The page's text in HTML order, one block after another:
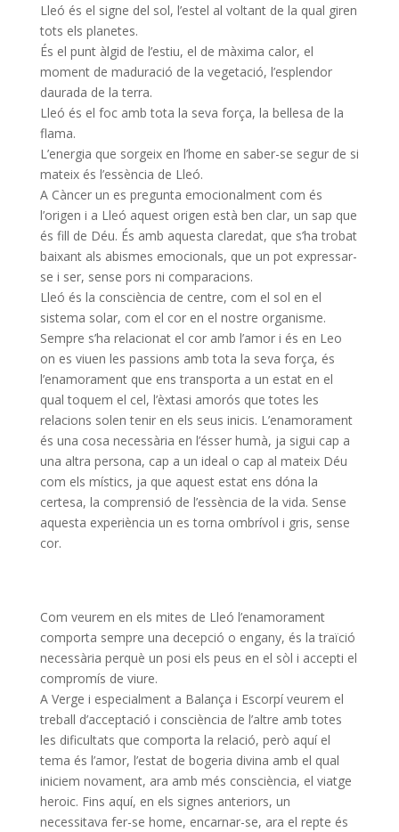
Lleó és el signe del sol, l’estel al voltant de la qual giren
tots els planetes.
És el punt àlgid de l’estiu, el de màxima calor, el
moment de maduració de la vegetació, l’esplendor
daurada de la terra.
Lleó és el foc amb tota la seva força, la bellesa de la
flama.
L’energia que sorgeix en l’home en saber-se segur de si
mateix és l’essència de Lleó.
A Càncer un es pregunta emocionalment com és
l’origen i a Lleó aquest origen està ben clar, un sap que
és fill de Déu. És amb aquesta claredat, que s’ha trobat
baixant als abismes emocionals, que un pot expressar-
se i ser, sense pors ni comparacions.
Lleó és la consciència de centre, com el sol en el
sistema solar, com el cor en el nostre organisme.
Sempre s’ha relacionat el cor amb l’amor i és en Leo
on es viuen les passions amb tota la seva força, és
l’enamorament que ens transporta a un estat en el
qual toquem el cel, l’èxtasi amorós que totes les
relacions solen tenir en els seus inicis. L’enamorament
és una cosa necessària en l’ésser humà, ja sigui cap a
una altra persona, cap a un ideal o cap al mateix Déu
com els místics, ja que aquest estat ens dóna la
certesa, la comprensió de l’essència de la vida. Sense
aquesta experiència un es torna ombrívol i gris, sense
cor.
Com veurem en els mites de Lleó l’enamorament
comporta sempre una decepció o engany, és la traïció
necessària perquè un posi els peus en el sòl i accepti el
compromís de viure.
A Verge i especialment a Balança i Escorpí veurem el
treball d’acceptació i consciència de l’altre amb totes
les dificultats que comporta la relació, però aquí el
tema és l’amor, l’estat de bogeria divina amb el qual
iniciem novament, ara amb més consciència, el viatge
heroic. Fins aquí, en els signes anteriors, un
necessitava fer-se home, encarnar-se, ara el repte és